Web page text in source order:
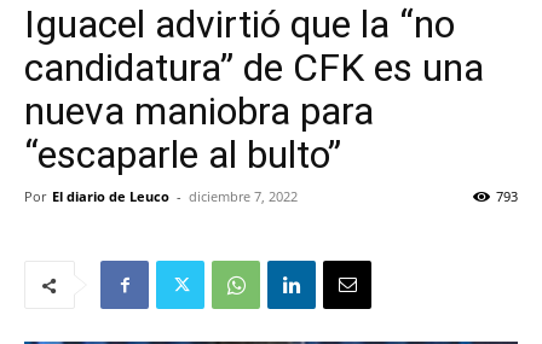
Iguacel advirtió que la “no
candidatura” de CFK es una
nueva maniobra para
“escaparle al bulto”
Por El diario de Leuco - diciembre 7, 2022 793